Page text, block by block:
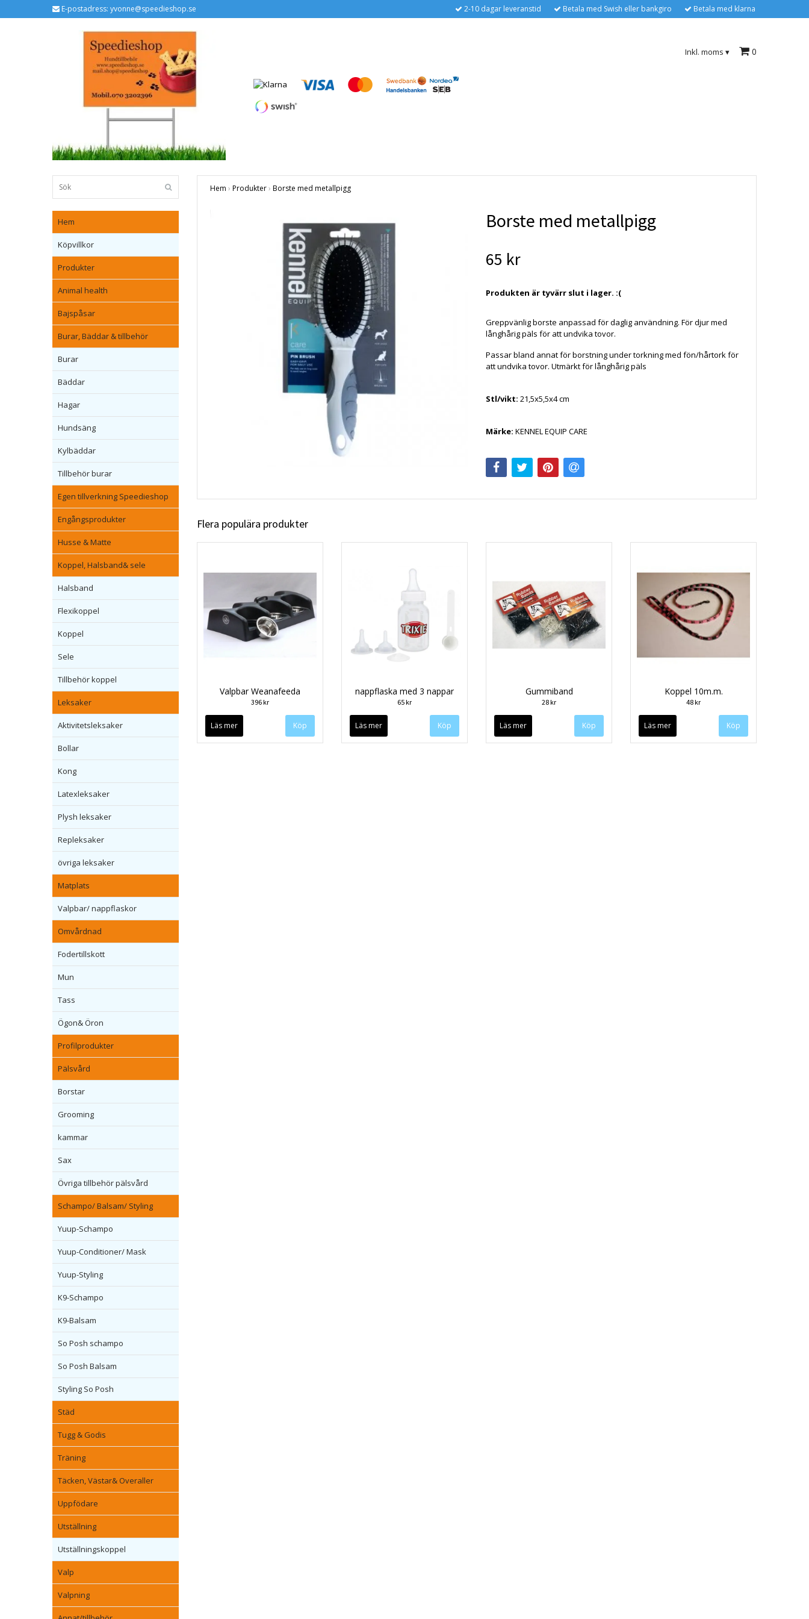
E-postadress: yvonne@speedieshop.se 2-10 dagar leveranstid Betala med Swish eller bankgiro Betala med klarna
Inkl. moms ▾ 0
Hem
Köpvillkor
Produkter
Animal health
Bajspåsar
Burar, Bäddar & tillbehör
Burar
Bäddar
Hagar
Hundsäng
Kylbäddar
Tillbehör burar
Egen tillverkning Speedieshop
Engångsprodukter
Husse & Matte
Koppel, Halsband& sele
Halsband
Flexikoppel
Koppel
Sele
Tillbehör koppel
Leksaker
Aktivitetsleksaker
Bollar
Kong
Latexleksaker
Plysh leksaker
Repleksaker
övriga leksaker
Matplats
Valpbar/ nappflaskor
Omvårdnad
Fodertillskott
Mun
Tass
Ögon& Öron
Profilprodukter
Pälsvård
Borstar
Grooming
kammar
Sax
Övriga tillbehör pälsvård
Schampo/ Balsam/ Styling
Yuup-Schampo
Yuup-Conditioner/ Mask
Yuup-Styling
K9-Schampo
K9-Balsam
So Posh schampo
So Posh Balsam
Styling So Posh
Städ
Tugg & Godis
Träning
Täcken, Västar& Overaller
Uppfödare
Utställning
Utställningskoppel
Valp
Valpning
Hem › Produkter› Borste med metallpigg
Borste med metallpigg
65 kr
Produkten är tyvärr slut i lager. :(
Greppvänlig borste anpassad för daglig användning. För djur med
långhårig päls för att undvika tovor.
Passar bland annat för borstning under torkning med fön/hårtork för
att undvika tovor. Utmärkt för långhårig päls
Stl/vikt: 21,5x5,5x4 cm
Märke: KENNEL EQUIP CARE
Flera populära produkter
Valpbar Weanafeeda
396 kr
Läs mer Köp
nappflaska med 3 nappar
65 kr
Läs mer
Gummiband
28 kr
Läs mer Köp
Koppel 10m.m.
48 kr
Läs mer Köp